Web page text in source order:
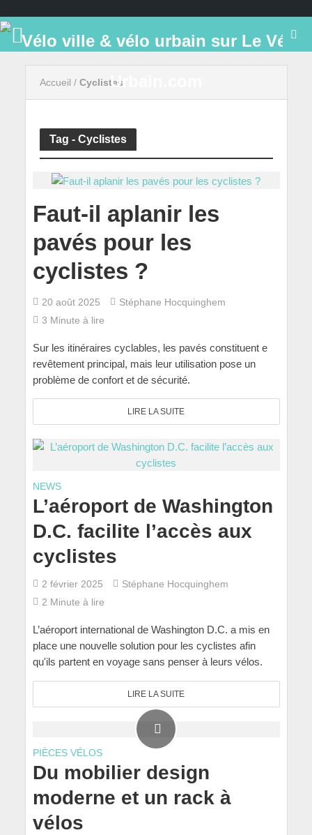
Accueil / Cyclistes
Tag - Cyclistes
Faut-il aplanir les
pavés pour les
cyclistes ?
20 août 2025
Stéphane Hocquinghem
3 Minute à lire
Sur les itinéraires cyclables, les pavés constituent e
revêtement principal, mais leur utilisation pose un
problème de confort et de sécurité.
LIRE LA SUITE
NEWS
L’aéroport de Washington
D.C. facilite l’accès aux
cyclistes
2 février 2025
Stéphane Hocquinghem
2 Minute à lire
L’aéroport international de Washington D.C. a mis en
place une nouvelle solution pour les cyclistes afin
qu'ils partent en voyage sans penser à leurs vélos.
LIRE LA SUITE
PIÈCES VÉLOS
Du mobilier design
moderne et un rack à
vélos